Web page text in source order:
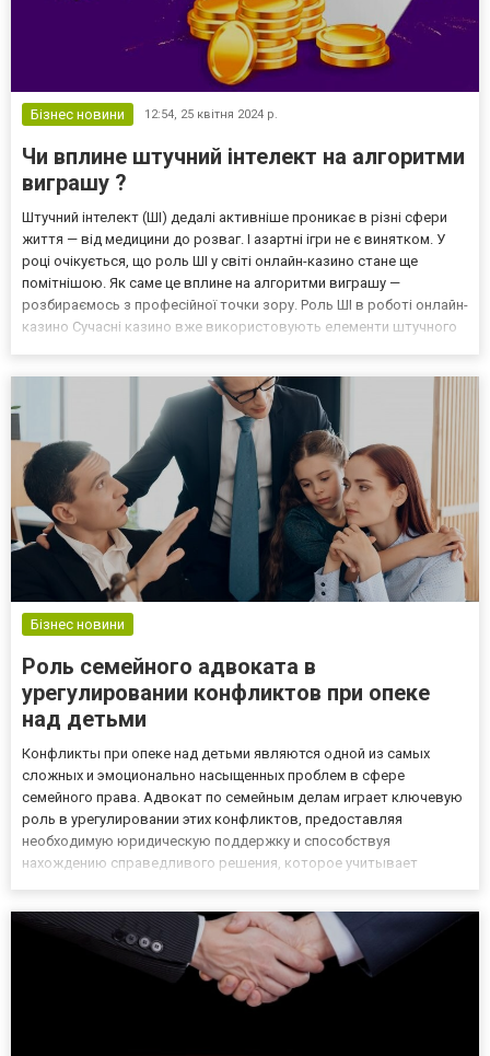
Бізнес новини 12:54, 25 квітня 2024 р.
Чи вплине штучний інтелект на алгоритми
виграшу ?
Штучний інтелект (ШІ) дедалі активніше проникає в різні сфери
життя — від медицини до розваг. І азартні ігри не є винятком. У
році очікується, що роль ШІ у світі онлайн-казино стане ще
помітнішою. Як саме це вплине на алгоритми виграшу —
розбираємось з професійної точки зору. Роль ШІ в роботі онлайн-
казино Сучасні казино вже використовують елементи штучного
Бізнес новини
Роль семейного адвоката в
урегулировании конфликтов при опеке
над детьми
Конфликты при опеке над детьми являются одной из самых
сложных и эмоционально насыщенных проблем в сфере
семейного права. Адвокат по семейным делам играет ключевую
роль в урегулировании этих конфликтов, предоставляя
необходимую юридическую поддержку и способствуя
нахождению справедливого решения, которое учитывает
семейного адвоката — это определение и за...